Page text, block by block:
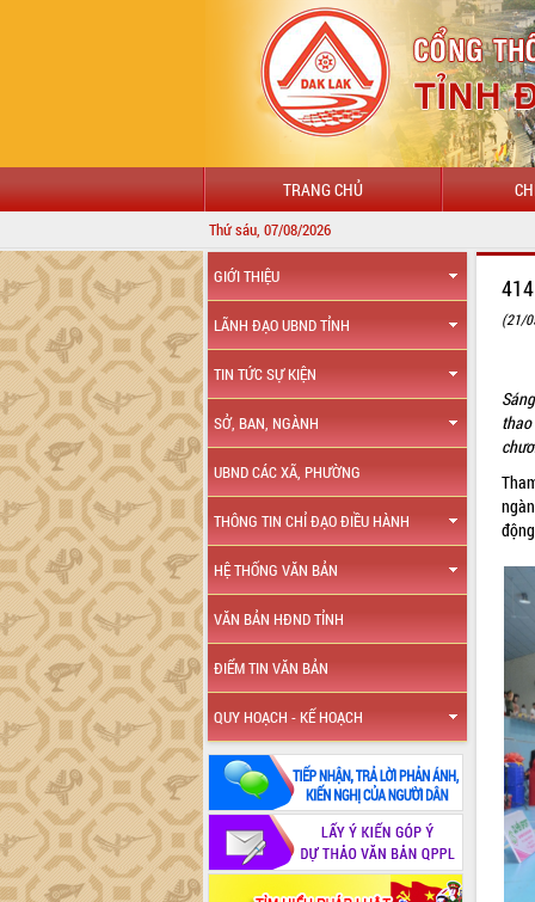
TRANG CHỦ
Thứ sáu, 07/08/2026
GIỚI THIỆU
LÃNH ĐẠO UBND TỈNH
TIN TỨC SỰ KIỆN
SỞ, BAN, NGÀNH
UBND CÁC XÃ, PHƯỜNG
THÔNG TIN CHỈ ĐẠO ĐIỀU HÀNH
HỆ THỐNG VĂN BẢN
VĂN BẢN HĐND TỈNH
ĐIỂM TIN VĂN BẢN
QUY HOẠCH - KẾ HOẠCH
(21/